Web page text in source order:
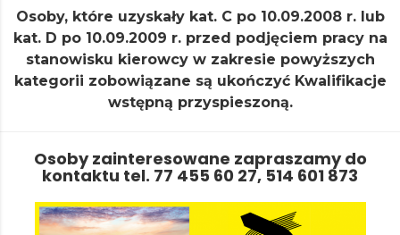
Osoby, które uzyskały kat. C po 10.09.2008 r. lub
kat. D po 10.09.2009 r. przed podjęciem pracy na
stanowisku kierowcy w zakresie powyższych
kategorii zobowiązane są ukończyć Kwalifikacje
wstępną przyspieszoną.
Osoby zainteresowane zapraszamy do
kontaktu tel. 77 455 60 27, 514 601 873